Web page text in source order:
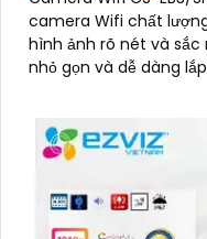
camera Wifi chất
hình ảnh rõ nét và sắc nét. Camera này được
nhỏ gọn và dễ dàng